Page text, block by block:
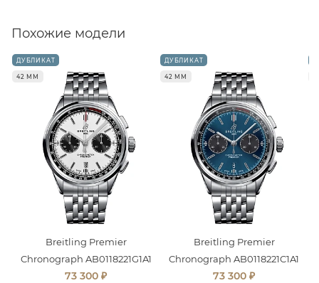
Похожие модели
ДУБЛИКАТ
42 ММ
Breitling Premier
Chronograph AB0118221G1A1
73 300 ₽
ДУБЛИКАТ
42 ММ
Breitling Premier
Chronograph AB0118221C1A1
73 300 ₽